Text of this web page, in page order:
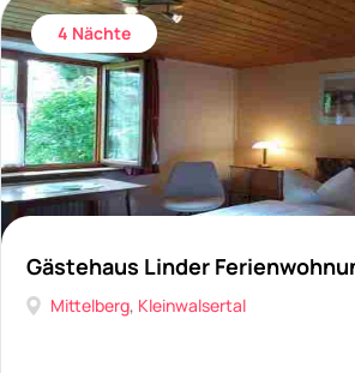
4 Nächte
Gästehaus Linder
Mittelberg, Kleinwalsertal